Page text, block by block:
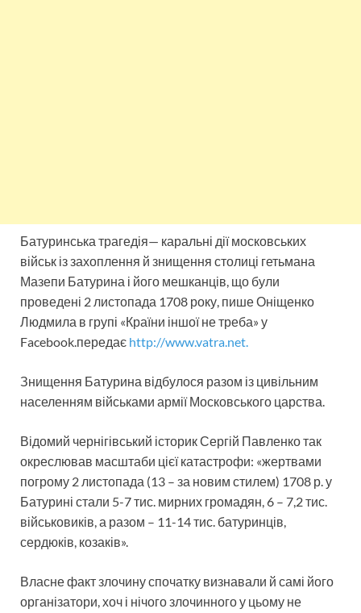
Батуринська трагедія— каральні дії московських
військ із захоплення й знищення столиці гетьмана
Мазепи Батурина і його мешканців, що були
проведені 2 листопада 1708 року, пише Оніщенко
Людмила в групі «Країни іншої не треба» у
Facebook.передає http://www.vatra.net.
Знищення Батурина відбулося разом із цивільним
населенням військами армії Московського царства.
Відомий чернігівський історик Сергій Павленко так
окреслював масштаби цієї катастрофи: «жертвами
погрому 2 листопада (13 – за новим стилем) 1708 р. у
Батурині стали 5-7 тис. мирних громадян, 6 – 7,2 тис.
військовиків, а разом – 11-14 тис. батуринців,
сердюків, козаків».
Власне факт злочину спочатку визнавали й самі його
організатори, хоч і нічого злочинного у цьому не